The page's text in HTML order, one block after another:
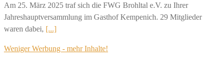
Am 25. März 2025 traf sich die FWG Brohltal e.V. zu Ihrer
Jahreshauptversammlung im Gasthof Kempenich. 29 Mitglieder
waren dabei, [...]
Weniger Werbung - mehr Inhalte!